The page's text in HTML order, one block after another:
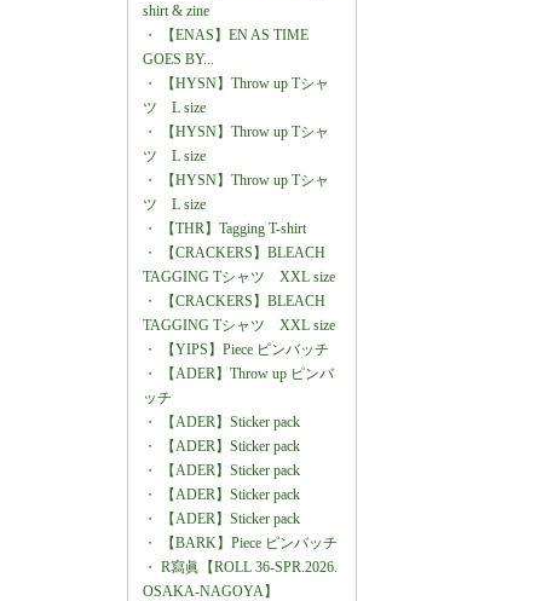
shirt & zine
・
【ENAS】EN AS TIME
GOES BY...
・
【HYSN】Throw up Tシャ
ツ L size
・
【HYSN】Throw up Tシャ
ツ L size
・
【HYSN】Throw up Tシャ
ツ L size
・
【THR】Tagging T-shirt
・
【CRACKERS】BLEACH
TAGGING Tシャツ XXL size
・
【CRACKERS】BLEACH
TAGGING Tシャツ XXL size
・
【YIPS】Piece ピンバッチ
・
【ADER】Throw up ピンバ
ッチ
・
【ADER】Sticker pack
・
【ADER】Sticker pack
・
【ADER】Sticker pack
・
【ADER】Sticker pack
・
【ADER】Sticker pack
・
【BARK】Piece ピンバッチ
・ R寫眞【ROLL 36-SPR.2026.
OSAKA-NAGOYA】